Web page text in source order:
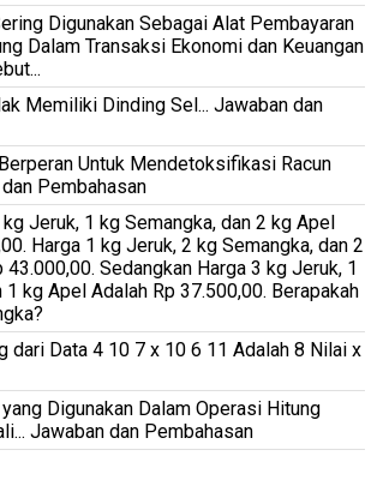
Digunakan Sebagai Alat Pembayaran
Dalam Transaksi Ekonomi dan Keuangan
Memiliki Dinding Sel... Jawaban dan
Untuk Mendetoksifikasi Racun
Pembahasan
Jeruk, 1 kg Semangka, dan 2 kg Apel
Harga 1 kg Jeruk, 2 kg Semangka, dan 2
43.000,00. Sedangkan Harga 3 kg Jeruk, 1
1 kg Apel Adalah Rp 37.500,00. Berapakah
dari Data 4 10 7 x 10 6 11 Adalah 8 Nilai x
Digunakan Dalam Operasi Hitung
Jawaban dan Pembahasan